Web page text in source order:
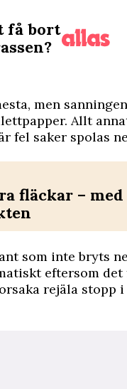
få bort
men
Allt
fel saker spolas
fläckar –
som inte bryts
eftersom
rejäla stopp